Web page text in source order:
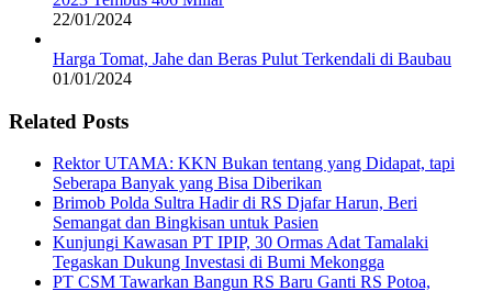
22/01/2024
Harga Tomat, Jahe dan Beras Pulut Terkendali di Baubau
01/01/2024
Related Posts
Rektor UTAMA: KKN Bukan tentang yang Didapat, tapi
Seberapa Banyak yang Bisa Diberikan
Brimob Polda Sultra Hadir di RS Djafar Harun, Beri
Semangat dan Bingkisan untuk Pasien
Kunjungi Kawasan PT IPIP, 30 Ormas Adat Tamalaki
Tegaskan Dukung Investasi di Bumi Mekongga
PT CSM Tawarkan Bangun RS Baru Ganti RS Potoa,